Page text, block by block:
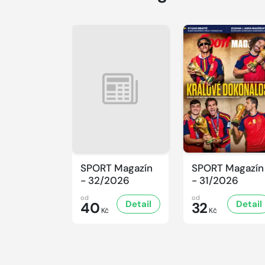
SPORT Magazín
- 32/2026
od
40 Kč
Detail
SPORT Magazín
- 31/2026
od
32 Kč
Detail